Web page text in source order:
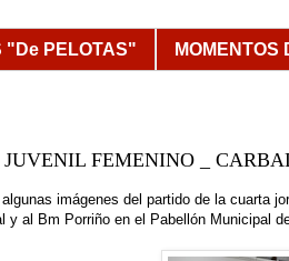
"De PELOTAS" MOMENTOS
JUVENIL FEMENINO _
imágenes del partido de la cuarta
y al Bm Porriño en el Pabellón Municipal